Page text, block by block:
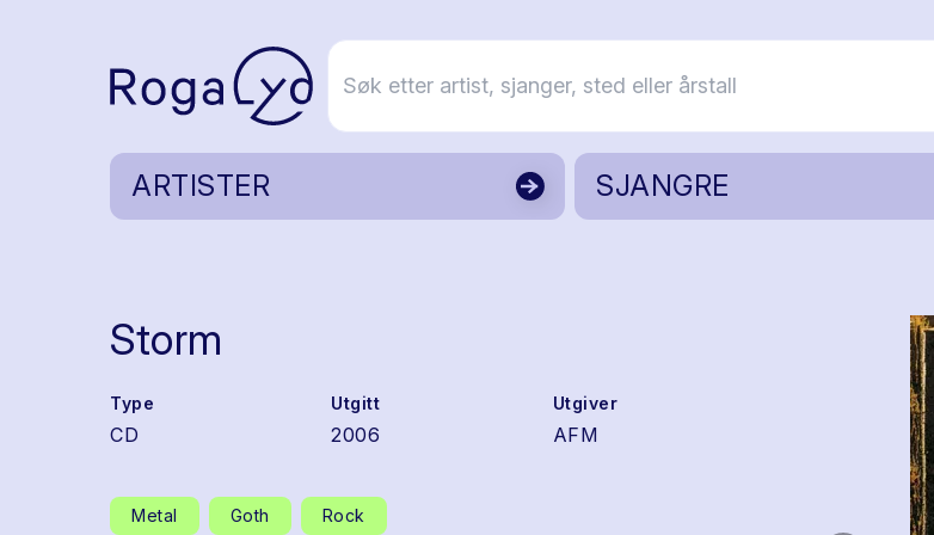
ARTISTER SJANGRE
Storm
Type
CD
Utgitt
2006
Utgiver
AFM
Metal Goth Rock